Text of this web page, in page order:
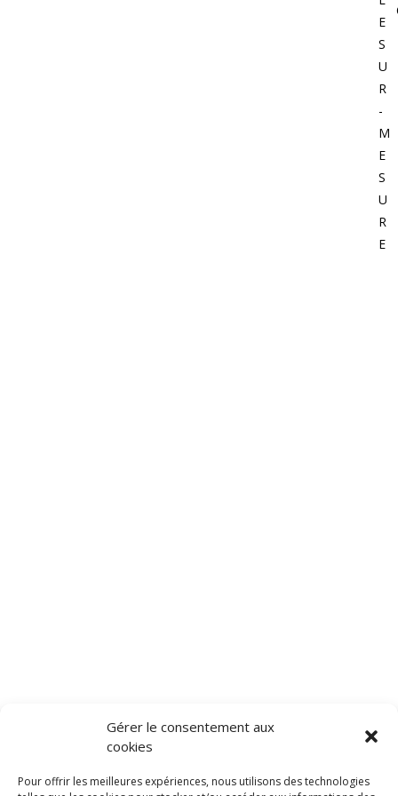
Gérer le consentement aux
cookies
Pour offrir les meilleures expériences, nous utilisons des technologies
E
S
U
R
-
M
E
S
U
R
E